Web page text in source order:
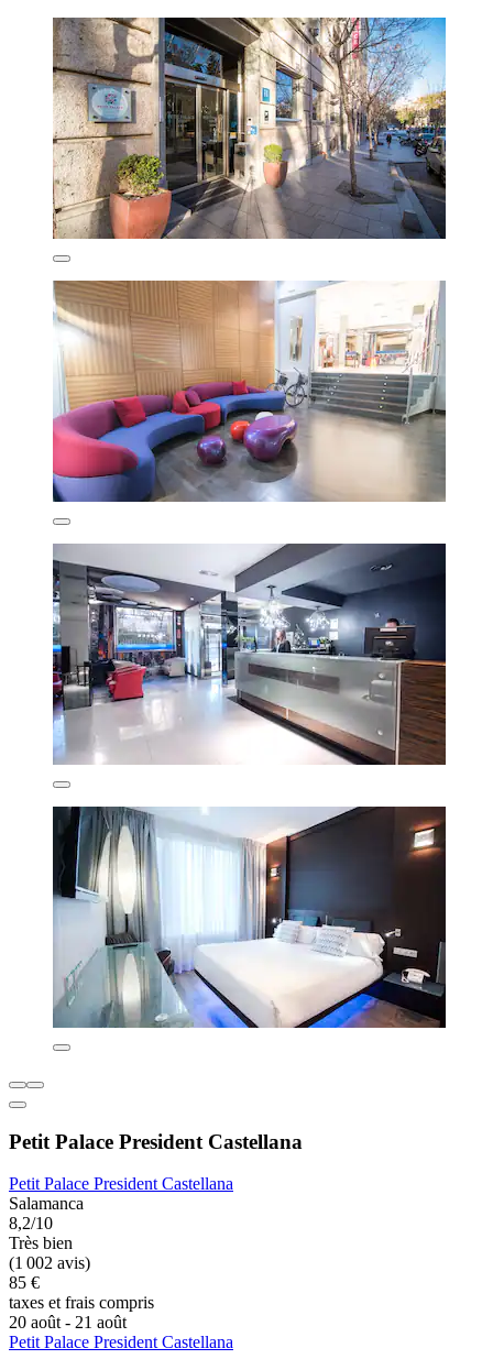
Petit Palace President Castellana
Petit Palace President Castellana
Salamanca
8,2/10
Très bien
(1 002 avis)
85 €
taxes et frais compris
20 août - 21 août
Petit Palace President Castellana